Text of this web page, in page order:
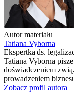
Autor materiału
Tatiana Vyborna
Ekspertka ds.
Tatiana Vyborna
doświadczeniem
prowadzeniem
Zobacz profil autora